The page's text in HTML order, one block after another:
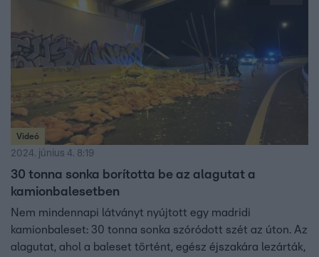
Videó
2024. június 4. 8:19
30 tonna sonka borította be az alagutat a
kamionbalesetben
Nem mindennapi látványt nyújtott egy madridi
kamionbaleset: 30 tonna sonka szóródott szét az úton. Az
alagutat, ahol a baleset történt, egész éjszakára lezárták,